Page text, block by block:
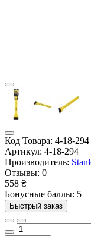
Код Товара: 4-18-294
Артикул: 4-18-294
Производитель:
Отзывы: 0
558 ₴
Бонусные баллы: 5
Быстрый заказ